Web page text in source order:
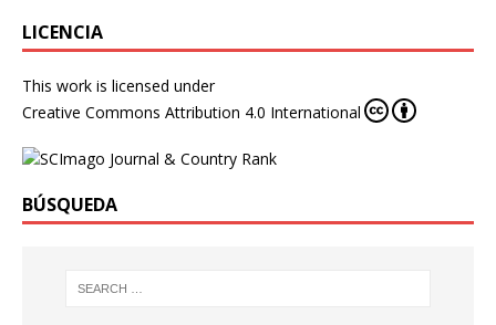
LICENCIA
This work is licensed under
Creative Commons Attribution 4.0 International
BÚSQUEDA